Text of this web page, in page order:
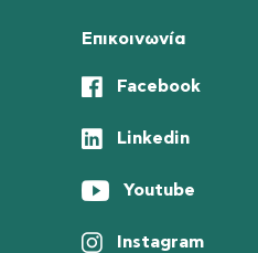
Επικοινωνία
Facebook
Linkedin
Youtube
Instagram